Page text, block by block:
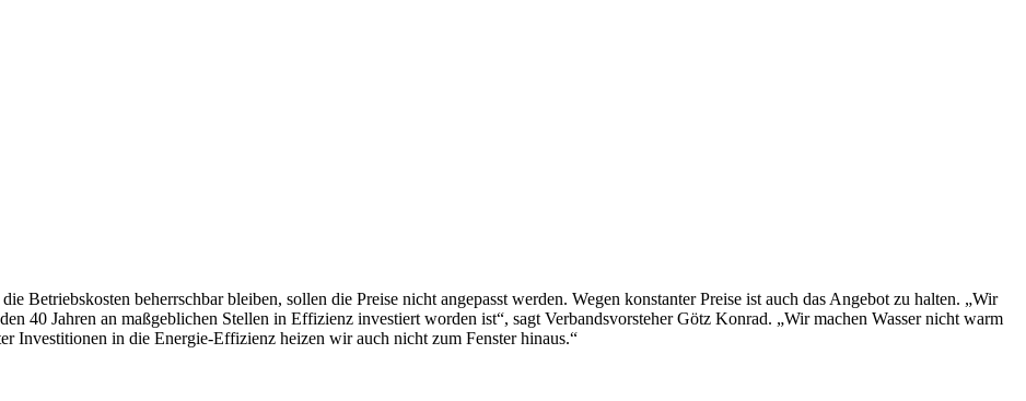
Betriebskosten beherrschbar bleiben, sollen die Preise nicht angepasst werden. Wegen konstanter Preise ist auch das Angebot zu halten. „Wir
40 Jahren an maßgeblichen Stellen in Effizienz investiert worden ist“, sagt Verbandsvorsteher Götz Konrad. „Wir machen Wasser nicht warm
Investitionen in die Energie-Effizienz heizen wir auch nicht zum Fenster hinaus.“